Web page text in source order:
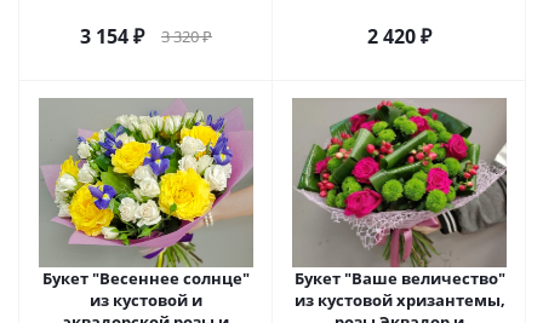
3 154₽ 3 320₽ 2 420₽
Букет "Весеннее солнце"
из кустовой и
Букет "Ваше величество"
из кустовой хризантемы,